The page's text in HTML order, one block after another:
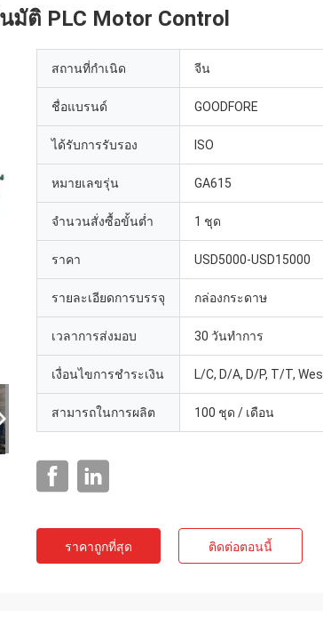
มัติ PLC Motor Control
สถานที่กำเนิด จีน
ชื่อแบรนด์ GOODFORE
ได้รับการรับรอง ISO
หมายเลขรุ่น GA615
จำนวนสั่งซื้อขั้นต่ำ 1 ชุด
ราคา USD5000-USD15000
รายละเอียดการบรรจุ กล่องกระดาษ
เวลาการส่งมอบ 30 วันทำการ
เงื่อนไขการชำระเงิน L/C, D/A, D/P, T/T,
สามารถในการผลิต 100 ชุด / เดือน
ราคาถูกที่สุด ติดต่อตอนนี้